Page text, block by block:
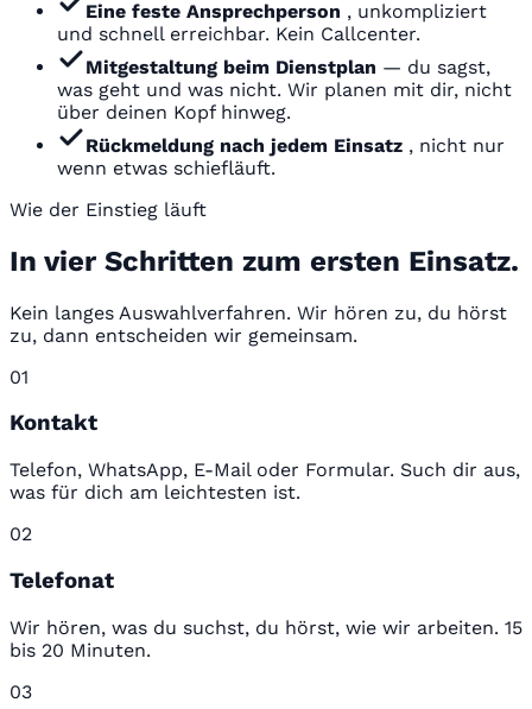
Eine feste Ansprechperson , unkompliziert
und schnell erreichbar. Kein Callcenter.
Mitgestaltung beim Dienstplan — du sagst,
was geht und was nicht. Wir planen mit dir, nicht
über deinen Kopf hinweg.
Rückmeldung nach jedem Einsatz , nicht nur
wenn etwas schiefläuft.
Wie der Einstieg läuft
In vier Schritten zum ersten Einsatz.
Kein langes Auswahlverfahren. Wir hören zu, du hörst
zu, dann entscheiden wir gemeinsam.
01
Kontakt
Telefon, WhatsApp, E-Mail oder Formular. Such dir aus,
was für dich am leichtesten ist.
02
Telefonat
Wir hören, was du suchst, du hörst, wie wir arbeiten. 15
bis 20 Minuten.
03